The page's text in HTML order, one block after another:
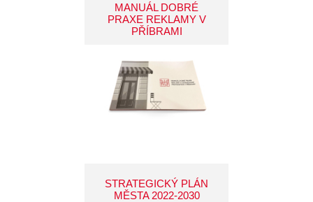
MANUÁL DOBRÉ
PRAXE REKLAMY V
PŘÍBRAMI
STRATEGICKÝ PLÁN
MĚSTA 2022-2030